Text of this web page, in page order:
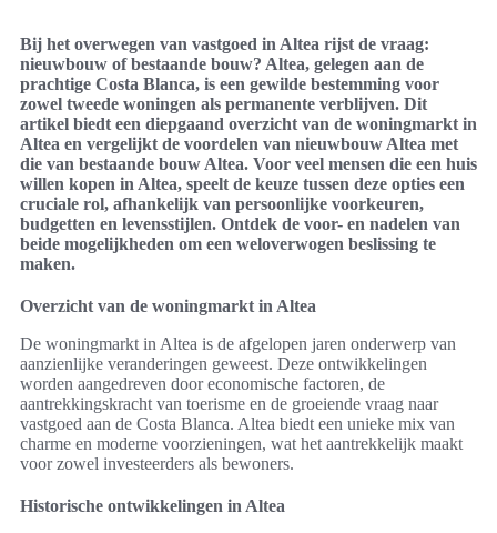
Bij het overwegen van vastgoed in Altea rijst de vraag:
nieuwbouw of bestaande bouw? Altea, gelegen aan de
prachtige Costa Blanca, is een gewilde bestemming voor
zowel tweede woningen als permanente verblijven. Dit
artikel biedt een diepgaand overzicht van de woningmarkt in
Altea en vergelijkt de voordelen van nieuwbouw Altea met
die van bestaande bouw Altea. Voor veel mensen die een huis
willen kopen in Altea, speelt de keuze tussen deze opties een
cruciale rol, afhankelijk van persoonlijke voorkeuren,
budgetten en levensstijlen. Ontdek de voor- en nadelen van
beide mogelijkheden om een weloverwogen beslissing te
maken.
Overzicht van de woningmarkt in Altea
De woningmarkt in Altea is de afgelopen jaren onderwerp van
aanzienlijke veranderingen geweest. Deze ontwikkelingen
worden aangedreven door economische factoren, de
aantrekkingskracht van toerisme en de groeiende vraag naar
vastgoed aan de Costa Blanca. Altea biedt een unieke mix van
charme en moderne voorzieningen, wat het aantrekkelijk maakt
voor zowel investeerders als bewoners.
Historische ontwikkelingen in Altea